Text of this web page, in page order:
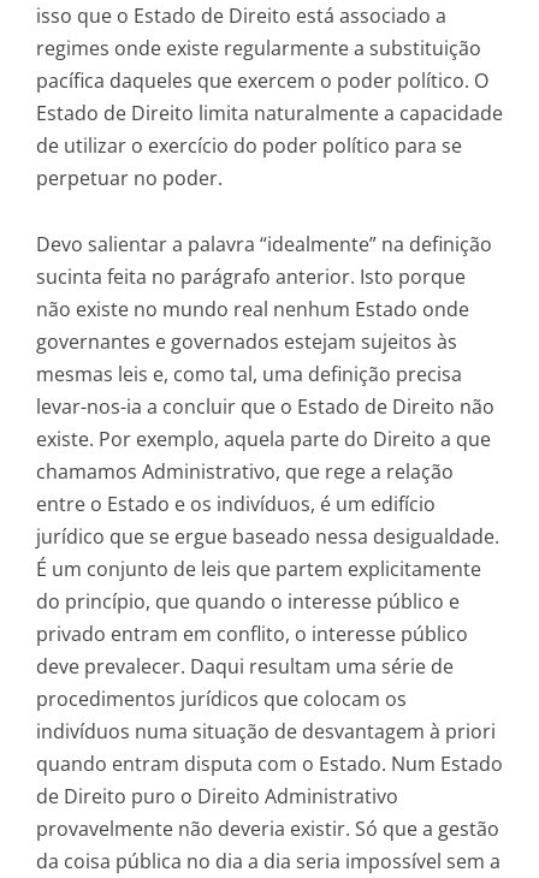
isso que o Estado de Direito está associado a
regimes onde existe regularmente a substituição
pacífica daqueles que exercem o poder político. O
Estado de Direito limita naturalmente a capacidade
de utilizar o exercício do poder político para se
perpetuar no poder.
Devo salientar a palavra “idealmente” na definição
sucinta feita no parágrafo anterior. Isto porque
não existe no mundo real nenhum Estado onde
governantes e governados estejam sujeitos às
mesmas leis e, como tal, uma definição precisa
levar-nos-ia a concluir que o Estado de Direito não
existe. Por exemplo, aquela parte do Direito a que
chamamos Administrativo, que rege a relação
entre o Estado e os indivíduos, é um edifício
jurídico que se ergue baseado nessa desigualdade.
É um conjunto de leis que partem explicitamente
do princípio, que quando o interesse público e
privado entram em conflito, o interesse público
deve prevalecer. Daqui resultam uma série de
procedimentos jurídicos que colocam os
indivíduos numa situação de desvantagem à priori
quando entram disputa com o Estado. Num Estado
de Direito puro o Direito Administrativo
provavelmente não deveria existir. Só que a gestão
da coisa pública no dia a dia seria impossível sem a